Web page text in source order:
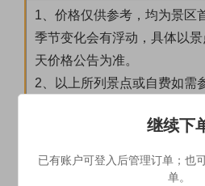
1、价格仅供参考，均为景区
季节变化会有浮动，具体以
天价格公告为准。
2、以上所列景点或自费如需
点不开放等原因无法入内参
任，也不接受相关投诉与违约
3、以上自费景点均为自选参
继续下
已有账户可登入后管理订单；也
单。